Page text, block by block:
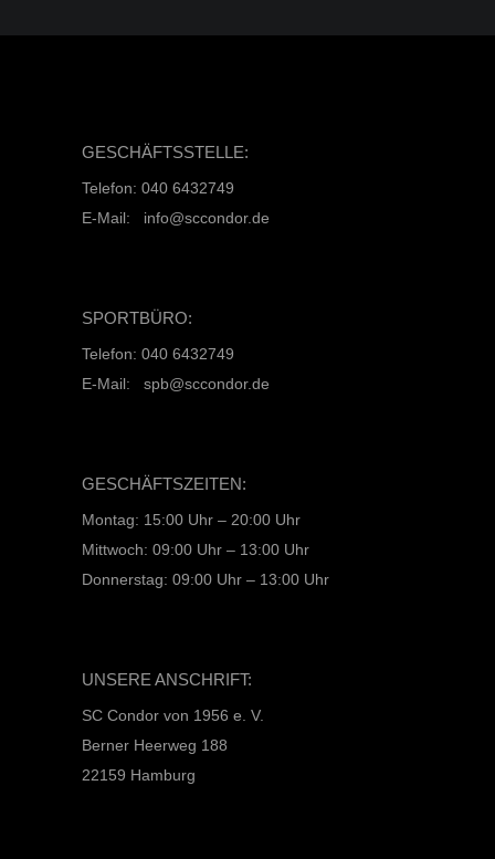
GESCHÄFTSSTELLE:
Telefon: 040 6432749
E-Mail: info@sccondor.de
SPORTBÜRO:
Telefon: 040 6432749
E-Mail: spb@sccondor.de
GESCHÄFTSZEITEN:
Montag: 15:00 Uhr – 20:00 Uhr
Mittwoch: 09:00 Uhr – 13:00 Uhr
Donnerstag: 09:00 Uhr – 13:00 Uhr
UNSERE ANSCHRIFT:
SC Condor von 1956 e. V.
Berner Heerweg 188
22159 Hamburg